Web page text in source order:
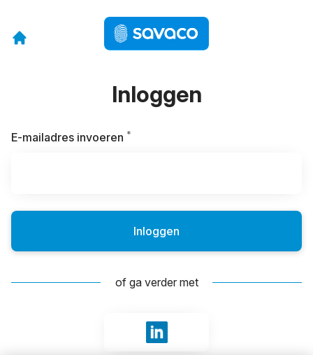
Inloggen
E-mailadres invoeren *
Inloggen
of ga verder met
Inloggen met LinkedIn